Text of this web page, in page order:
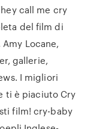
call me cry
del film di
Locane,
gallerie,
I migliori
ti è piaciuto Cry
film! cry-baby